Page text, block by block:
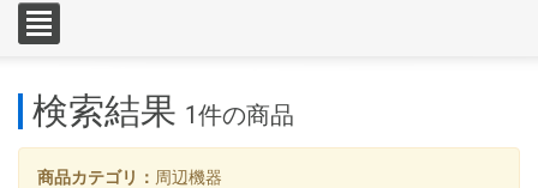
検索結果 1件の商品
商品カテゴリ： 周辺機器